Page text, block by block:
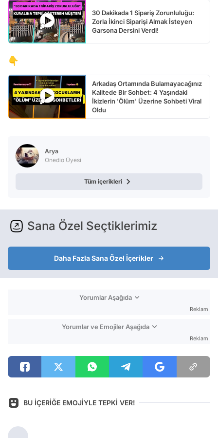
30 Dakikada 1 Sipariş Zorunluluğu:
Zorla İkinci Siparişi Almak İsteyen
Garsona Dersini Verdi!
👇
Arkadaş Ortamında Bulamayacağınız
Kalitede Bir Sohbet: 4 Yaşındaki
İkizlerin 'Ölüm' Üzerine Sohbeti Viral
Oldu
Arya
Onedio Üyesi
Tüm içerikleri
Sana Özel Seçtiklerimiz
Daha Fazla Sana Özel İçerikler
Yorumlar Aşağıda
Reklam
Yorumlar ve Emojiler Aşağıda
Reklam
BU İÇERİĞE EMOJİYLE TEPKİ VER!